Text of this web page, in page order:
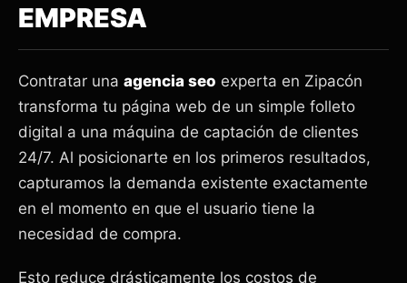
EMPRESA
Contratar una agencia seo experta en Zipacón
transforma tu página web de un simple folleto
digital a una máquina de captación de clientes
24/7. Al posicionarte en los primeros resultados,
capturamos la demanda existente exactamente
en el momento en que el usuario tiene la
necesidad de compra.
Esto reduce drásticamente los costos de